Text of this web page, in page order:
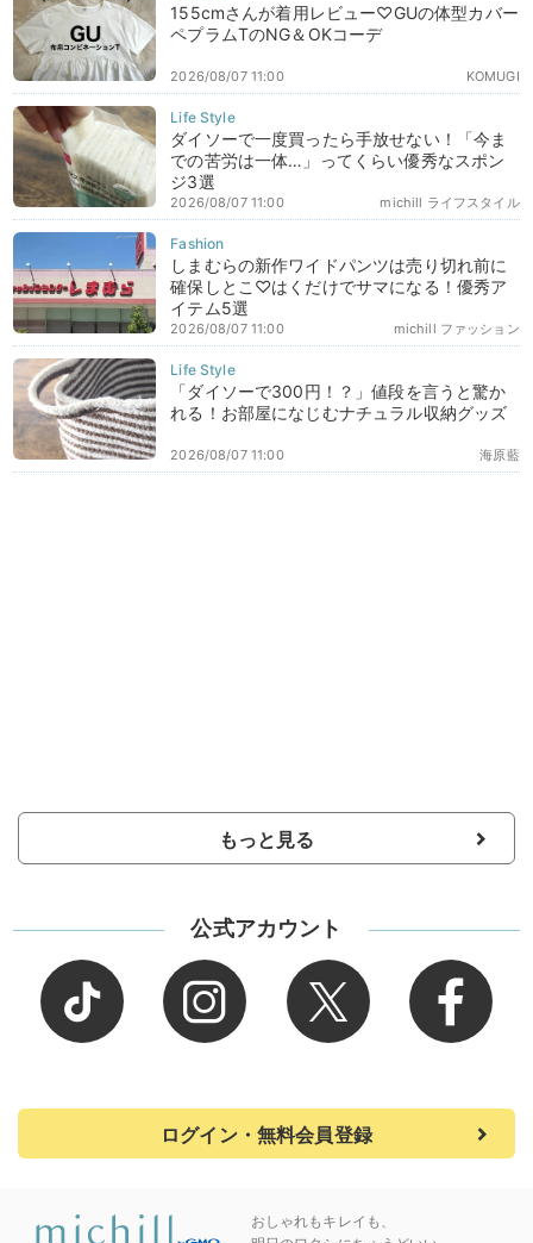
155cmさんが着用レビュー♡GUの体型カバー
ペプラムTのNG＆OKコーデ
KOMUGI
2026/08/07 11:00
ダイソーで一度買ったら手放せない！「今ま
での苦労は一体…」ってくらい優秀なスポン
ジ3選
michill ライフスタイル
2026/08/07 11:00
しまむらの新作ワイドパンツは売り切れ前に
確保しとこ♡はくだけでサマになる！優秀ア
イテム5選
michill ファッション
2026/08/07 11:00
「ダイソーで300円！？」値段を言うと驚か
れる！お部屋になじむナチュラル収納グッズ
海原藍
2026/08/07 11:00
もっと見る
公式アカウント
ログイン・無料会員登録
おしゃれもキレイも、